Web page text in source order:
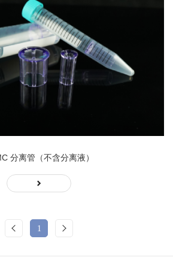
分离管（不含分离液）
1